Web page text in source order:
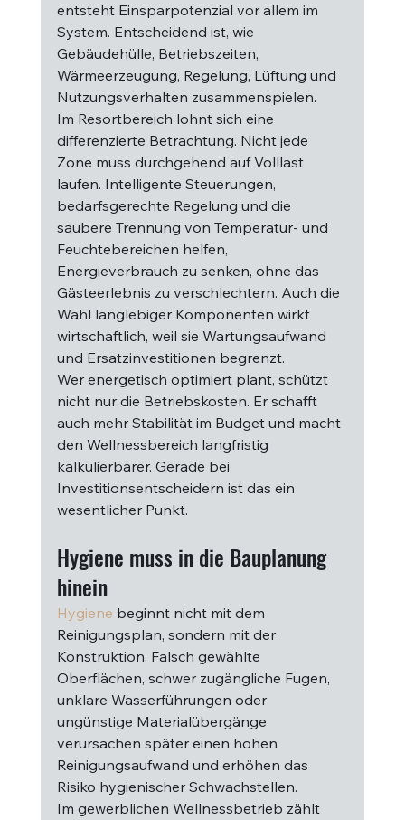
entsteht Einsparpotenzial vor allem im
System. Entscheidend ist, wie
Gebäudehülle, Betriebszeiten,
Wärmeerzeugung, Regelung, Lüftung und
Nutzungsverhalten zusammenspielen.
Im Resortbereich lohnt sich eine
differenzierte Betrachtung. Nicht jede
Zone muss durchgehend auf Volllast
laufen. Intelligente Steuerungen,
bedarfsgerechte Regelung und die
saubere Trennung von Temperatur- und
Feuchtebereichen helfen,
Energieverbrauch zu senken, ohne das
Gästeerlebnis zu verschlechtern. Auch die
Wahl langlebiger Komponenten wirkt
wirtschaftlich, weil sie Wartungsaufwand
und Ersatzinvestitionen begrenzt.
Wer energetisch optimiert plant, schützt
nicht nur die Betriebskosten. Er schafft
auch mehr Stabilität im Budget und macht
den Wellnessbereich langfristig
kalkulierbarer. Gerade bei
Investitionsentscheidern ist das ein
wesentlicher Punkt.
Hygiene muss in die Bauplanung
hinein
Hygiene beginnt nicht mit dem
Reinigungsplan, sondern mit der
Konstruktion. Falsch gewählte
Oberflächen, schwer zugängliche Fugen,
unklare Wasserführungen oder
ungünstige Materialübergänge
verursachen später einen hohen
Reinigungsaufwand und erhöhen das
Risiko hygienischer Schwachstellen.
Im gewerblichen Wellnessbetrieb zählt